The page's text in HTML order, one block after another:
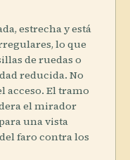
estrecha y está
lo que
de ruedas o
reducida. No
acceso. El tramo
el mirador
una vista
faro contra los